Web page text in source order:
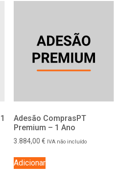
Adesão ComprasPT
Premium – 1 Ano
3.884,00 € IVA não incluído
Adicionar